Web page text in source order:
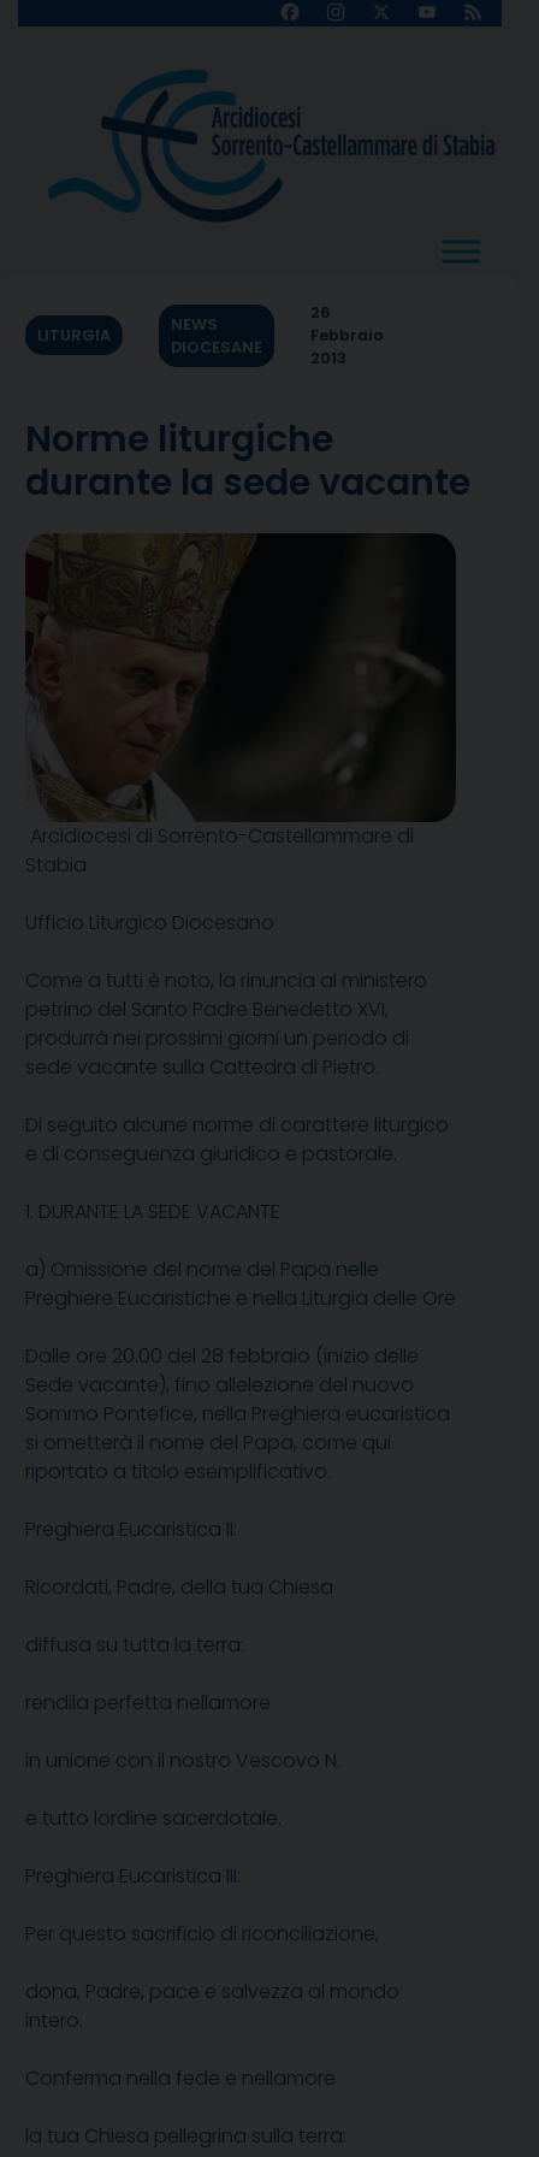
FacebookInstagram
X
YouTube
Feed
LITURGIA
NEWS
DIOCESANE
26
Febbraio
2013
Norme liturgiche
durante la sede vacante
Arcidiocesi di Sorrento-Castellammare di
Stabia
Ufficio Liturgico Diocesano
Come a tutti è noto, la rinuncia al ministero
petrino del Santo Padre Benedetto XVI,
produrrà nei prossimi giorni un periodo di
sede vacante sulla Cattedra di Pietro.
Di seguito alcune norme di carattere liturgico
e di conseguenza giuridico e pastorale.
1. DURANTE LA SEDE VACANTE
a) Omissione del nome del Papa nelle
Preghiere Eucaristiche e nella Liturgia delle Ore
Dalle ore 20.00 del 28 febbraio (inizio delle
Sede vacante), fino allelezione del nuovo
Sommo Pontefice, nella Preghiera eucaristica
si ometterà il nome del Papa, come qui
riportato a titolo esemplificativo.
Preghiera Eucaristica II:
Ricordati, Padre, della tua Chiesa
diffusa su tutta la terra:
rendila perfetta nellamore
in unione con il nostro Vescovo N.
e tutto lordine sacerdotale.
Preghiera Eucaristica III:
Per questo sacrificio di riconciliazione,
dona, Padre, pace e salvezza al mondo
intero.
Conferma nella fede e nellamore
la tua Chiesa pellegrina sulla terra: